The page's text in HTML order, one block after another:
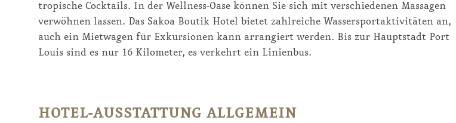
tropische Cocktails. In der Wellness-Oase können Sie sich mit verschiedenen Massagen
verwöhnen lassen. Das Sakoa Boutik Hotel bietet zahlreiche Wassersportaktivitäten an,
auch ein Mietwagen für Exkursionen kann arrangiert werden. Bis zur Hauptstadt Port
Louis sind es nur 16 Kilometer, es verkehrt ein Linienbus.
HOTEL-AUSSTATTUNG ALLGEMEIN